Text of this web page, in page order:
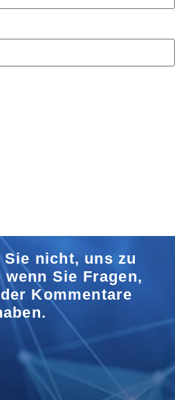
nicht, uns zu
Sie Fragen,
Kommentare